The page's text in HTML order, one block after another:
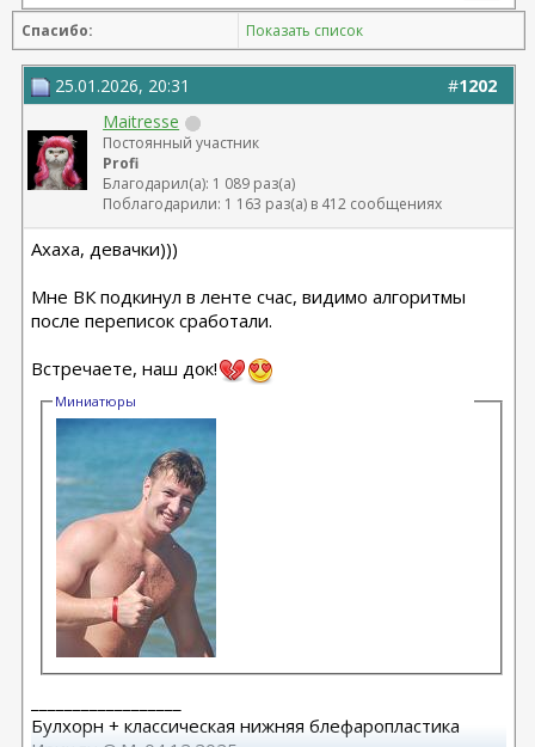
08.2015, allergan 240, 255. Аврамович А.Г., Клиника СЛ
(молодости и красоты)
Спасибо: Показать список
#1202
25.01.2026, 20:31
Maitresse
Постоянный участник
Profi
Благодарил(а): 1 089 раз(а)
Поблагодарили: 1 163 раз(а) в 412 сообщениях
Ахаха, девачки)))
Мне ВК подкинул в ленте счас, видимо алгоритмы
после переписок сработали.
Встречаете, наш док!
Миниатюры
Булхорн + классическая нижняя блефаропластика